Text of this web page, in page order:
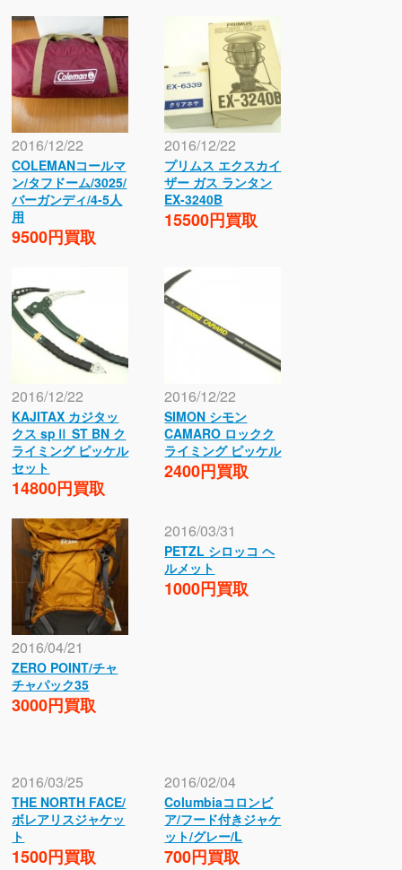
2016/12/22
COLEMANコールマ
ン/タフドーム/3025/
バーガンディ/4-5人
用
9500円買取
2016/12/22
プリムス エクスカイ
ザー ガス ランタン
EX-3240B
15500円買取
2016/12/22
KAJITAX カジタッ
クス spⅡ ST BN ク
ライミング ピッケル
セット
14800円買取
2016/12/22
SIMON シモン
CAMARO ロックク
ライミング ピッケル
2400円買取
2016/04/21
ZERO POINT/チャ
チャパック35
3000円買取
2016/03/31
PETZL シロッコ ヘ
ルメット
1000円買取
2016/03/25
THE NORTH FACE/
ボレアリスジャケッ
ト
1500円買取
2016/02/04
Columbiaコロンビ
ア/フード付きジャケ
ット/グレー/L
700円買取